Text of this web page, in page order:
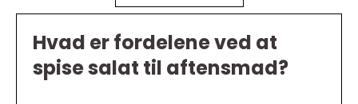
Hvad er fordelene ved at
spise salat til aftensmad?